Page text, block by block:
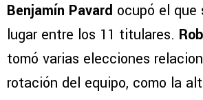
Benjamín Pavard ocupó el que
lugar entre los 11 titulares.
tomó varias elecciones
rotación del equipo, como la